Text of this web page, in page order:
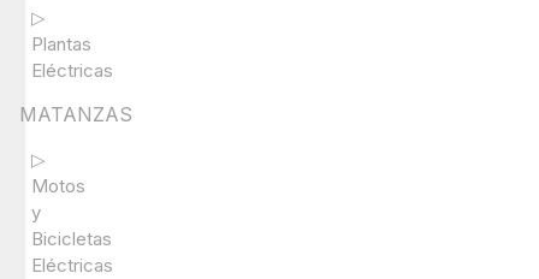
▷
Plantas
Eléctricas
MATANZAS
▷
Motos
y
Bicicletas
Eléctricas